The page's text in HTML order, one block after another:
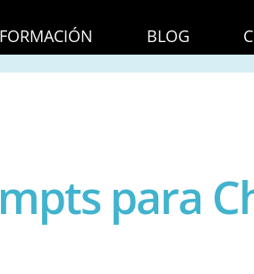
FORMACIÓN BLOG
para